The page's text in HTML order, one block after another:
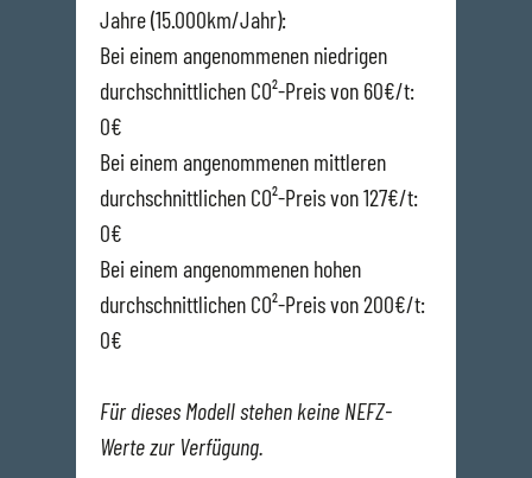
Jahre (15.000km/Jahr):
Bei einem angenommenen niedrigen
durchschnittlichen CO²-Preis von 60€/t:
0€
Bei einem angenommenen mittleren
durchschnittlichen CO²-Preis von 127€/t:
0€
Bei einem angenommenen hohen
durchschnittlichen CO²-Preis von 200€/t:
0€
Für dieses Modell stehen keine NEFZ-
Werte zur Verfügung.